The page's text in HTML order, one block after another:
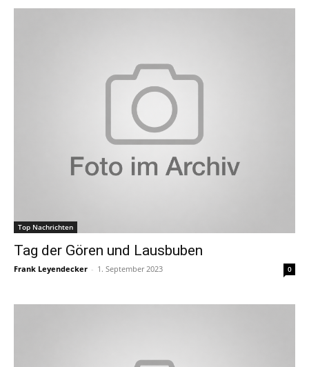
Top Nachrichten
Tag der Gören und Lausbuben
Frank Leyendecker - 1. September 2023 0